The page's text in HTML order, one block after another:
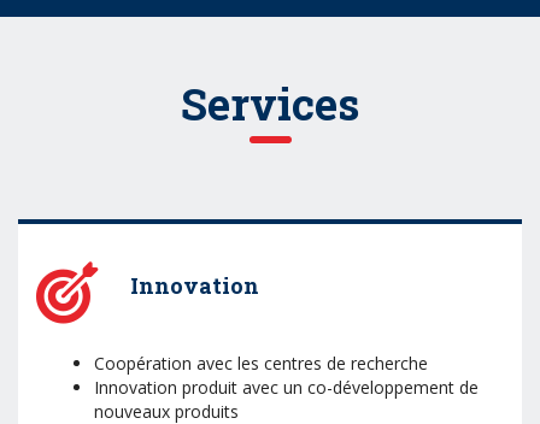
Services
Innovation
Coopération avec les centres de recherche
Innovation produit avec un co-développement de
nouveaux produits